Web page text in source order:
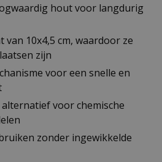
hout voor langdurig
van 10x4,5 cm, waardoor ze
zijn
voor een snelle en
voor chemische
zonder ingewikkelde